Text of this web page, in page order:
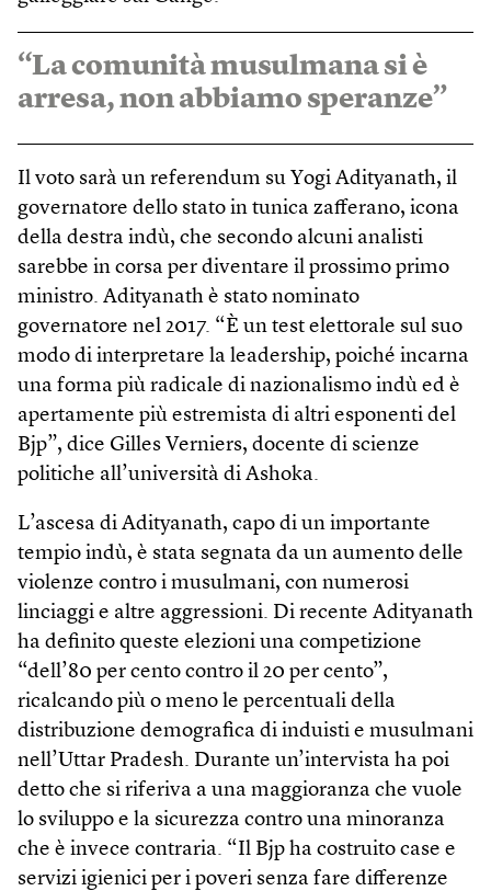
“La comunità musulmana si è
arresa, non abbiamo speranze”
Il voto sarà un referendum su Yogi Adityanath, il
governatore dello stato in tunica zafferano, icona
della destra indù, che secondo alcuni analisti
sarebbe in corsa per diventare il prossimo primo
ministro. Adityanath è stato nominato
governatore nel 2017. “È un test elettorale sul suo
modo di interpretare la leadership, poiché incarna
una forma più radicale di nazionalismo indù ed è
apertamente più estremista di altri esponenti del
Bjp”, dice Gilles Verniers, docente di scienze
politiche all’università di Ashoka.
L’ascesa di Adityanath, capo di un importante
tempio indù, è stata segnata da un aumento delle
violenze contro i musulmani, con numerosi
linciaggi e altre aggressioni. Di recente Adityanath
ha definito queste elezioni una competizione
“dell’80 per cento contro il 20 per cento”,
ricalcando più o meno le percentuali della
distribuzione demografica di induisti e musulmani
nell’Uttar Pradesh. Durante un’intervista ha poi
detto che si riferiva a una maggioranza che vuole
lo sviluppo e la sicurezza contro una minoranza
che è invece contraria. “Il Bjp ha costruito case e
servizi igienici per i poveri senza fare differenze